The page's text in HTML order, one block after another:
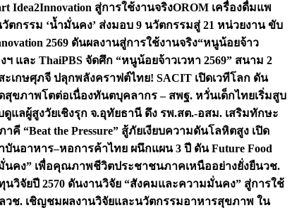
Idea2Innovation สู่การใช้งานจริงOROM เครื่องดื่มแพ
ตกรรม ‘น้ำมั่นคง’ ส่งมอบ 9 นวัตกรรมสู่ 21 หน่วยงาน ขับ
2569 ดันผลงานสู่การใช้งานจริง“หนูน้อยจ้าว
และ ThaiPBS จัดศึก “หนูน้อยจ้าวเวหา 2569” สนาม 2
เกษศุภจี ปลุกพลังคราฟต์ไทย! SACIT เปิดเวทีโลก ดัน
สุขภาพโตต่อเนื่องทันตบุคลากร – สพฐ. หวั่นเด็กไทยเริ่มสูบ
แลผู้สูงวัยเชิงรุก จ.อุทัยธานี ดึง รพ.สต.-อสม. เสริมทักษะ
าคี “Beat the Pressure” สู้ภัยเงียบความดันโลหิตสูง เปิด
บันอาหาร–หอการค้าไทย ผนึกแผน 3 ปี ดัน Future Food
นคง” เพื่อคุณภาพชีวิตประชาชนภาคเหนืออย่างยั่งยืนวช.
นวิจัยปี 2570 ดันงานวิจัย “สังคมและความมั่นคง” สู่การใช้
วช. เชิญชมผลงานวิจัยและนวัตกรรมอาหารสุขภาพ ใน